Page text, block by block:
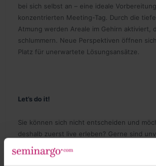
bei sich selbst an – eine ideale
konzentrierten Meeting-Tag. Durch die
Atmung werden Areale im Gehirn aktiviert,
schlummern. Neue Perspektiven öffnen
Platz für unerwartete Lösungsansätze.
Let’s do it!
Sie können sich nicht entscheiden und
deshalb zuerst live erleben? Gerne sind
Besichtigungstermine nach Terminanfrage
möglich. Oder mit ein bisschen Glück auch